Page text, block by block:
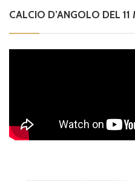
CALCIO D’ANGOLO DEL